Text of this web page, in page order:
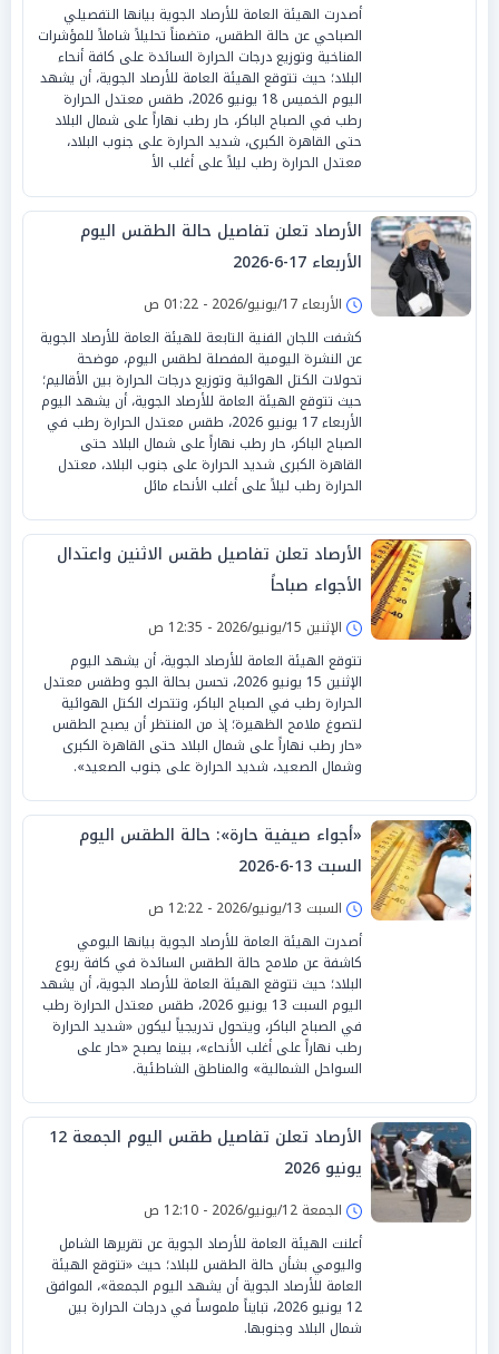
أصدرت الهيئة العامة للأرصاد الجوية بيانها التفصيلي
الصباحي عن حالة الطقس، متضمناً تحليلاً شاملاً للمؤشرات
المناخية وتوزيع درجات الحرارة السائدة على كافة أنحاء
البلاد؛ حيث تتوقع الهيئة العامة للأرصاد الجوية، أن يشهد
اليوم الخميس 18 يونيو 2026، طقس معتدل الحرارة
رطب في الصباح الباكر، حار رطب نهاراً على شمال البلاد
حتى القاهرة الكبرى، شديد الحرارة على جنوب البلاد،
معتدل الحرارة رطب ليلاً على أغلب الأ
الأرصاد تعلن تفاصيل حالة الطقس اليوم
الأربعاء 17-6-2026
الأربعاء 17/يونيو/2026 - 01:22 ص
كشفت اللجان الفنية التابعة للهيئة العامة للأرصاد الجوية
عن النشرة اليومية المفصلة لطقس اليوم، موضحة
تحولات الكتل الهوائية وتوزيع درجات الحرارة بين الأقاليم؛
حيث تتوقع الهيئة العامة للأرصاد الجوية، أن يشهد اليوم
الأربعاء 17 يونيو 2026، طقس معتدل الحرارة رطب في
الصباح الباكر، حار رطب نهاراً على شمال البلاد حتى
القاهرة الكبرى شديد الحرارة على جنوب البلاد، معتدل
الحرارة رطب ليلاً على أغلب الأنحاء مائل
الأرصاد تعلن تفاصيل طقس الاثنين واعتدال
الأجواء صباحاً
الإثنين 15/يونيو/2026 - 12:35 ص
تتوقع الهيئة العامة للأرصاد الجوية، أن يشهد اليوم
الإثنين 15 يونيو 2026، تحسن بحالة الجو وطقس معتدل
الحرارة رطب في الصباح الباكر، وتتحرك الكتل الهوائية
لتصوغ ملامح الظهيرة؛ إذ من المنتظر أن يصبح الطقس
«حار رطب نهاراً على شمال البلاد حتى القاهرة الكبرى
وشمال الصعيد، شديد الحرارة على جنوب الصعيد».
«أجواء صيفية حارة»: حالة الطقس اليوم
السبت 13-6-2026
السبت 13/يونيو/2026 - 12:22 ص
أصدرت الهيئة العامة للأرصاد الجوية بيانها اليومي
كاشفة عن ملامح حالة الطقس السائدة في كافة ربوع
البلاد؛ حيث تتوقع الهيئة العامة للأرصاد الجوية، أن يشهد
اليوم السبت 13 يونيو 2026، طقس معتدل الحرارة رطب
في الصباح الباكر، ويتحول تدريجياً ليكون «شديد الحرارة
رطب نهاراً على أغلب الأنحاء»، بينما يصبح «حار على
السواحل الشمالية» والمناطق الشاطئية.
الأرصاد تعلن تفاصيل طقس اليوم الجمعة 12
يونيو 2026
الجمعة 12/يونيو/2026 - 12:10 ص
أعلنت الهيئة العامة للأرصاد الجوية عن تقريرها الشامل
واليومي بشأن حالة الطقس للبلاد؛ حيث «تتوقع الهيئة
العامة للأرصاد الجوية أن يشهد اليوم الجمعة»، الموافق
12 يونيو 2026، تبايناً ملموساً في درجات الحرارة بين
شمال البلاد وجنوبها.